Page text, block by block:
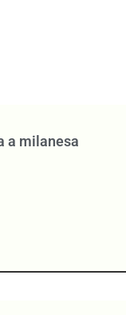
a milanesa